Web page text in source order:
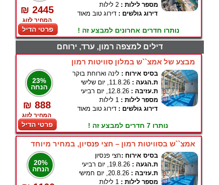
₪ 2445
המחיר לזוג
פרטי הדיל
מספר לילות : 2 לילות
דירוג גולשים : דירוג טוב מאוד
נותרו חדרים אחרונים למבצע זה !
דילים למצפה רמון, ערד, ירוחם
מבצע של אמצ``ש במלון סוויטות רמון
23%
הנחה
₪ 888
המחיר לזוג
פרטי הדיל
בסיס אירוח : לינה וארוחת בוקר
ת.הגעה : 11.8.26, יום שלישי
ת.עזיבה : 12.8.26, יום רביעי
מספר לילות : 1 לילות
דירוג גולשים : דירוג טוב מאוד
נותרו 7 חדרים למבצע זה !
אמצ``ש בסוויטות רמון – חצי פנסיון, במחיר מיוחד
20%
הנחה
בסיס אירוח :חצי פנסיון
ת.הגעה : 19.8.26, יום רביעי
ת.עזיבה : 20.8.26, יום חמישי
מספר לילות : 1 לילות